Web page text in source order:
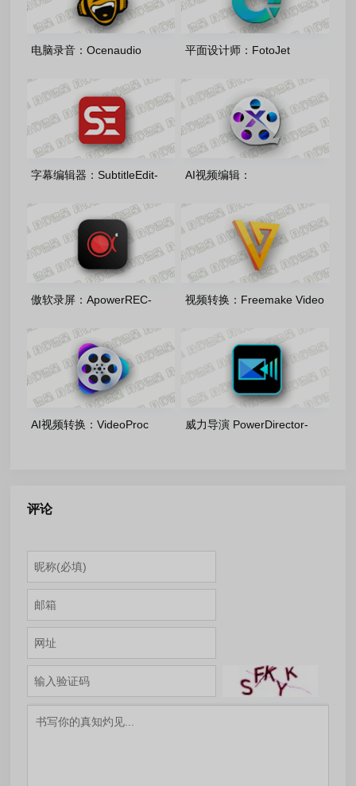
电脑录音：Ocenaudio
Windows64_3.20.2 多语言安
装版/绿色版
平面设计师：FotoJet
Designer-v1.4.7 绿色便携版
字幕编辑器：SubtitleEdit-
5.1.0.0 多语言安装版
AI视频编辑：
winxvideo_ai_4.10.0721 多语
便携版
傲软录屏：ApowerREC-
1.9.1.4 中文绿色便携版
视频转换：Freemake Video
版
AI视频转换：VideoProc
威力导演 PowerDirector-
评论